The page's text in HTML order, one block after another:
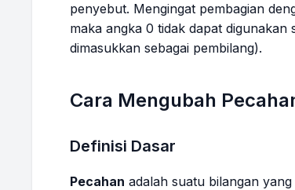
penyebut. Mengingat pembagian
maka angka 0 tidak dapat
dimasukkan sebagai pembilang).
Cara Mengubah
Definisi Dasar
Pecahan adalah suatu bilangan